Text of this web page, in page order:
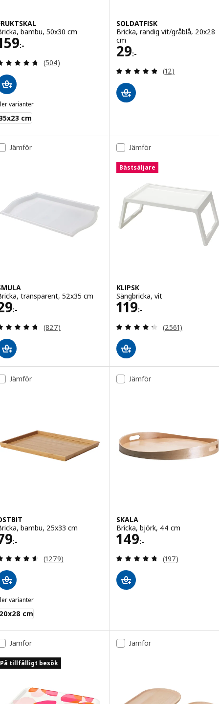
bambu, 50x30 cm
:-
159:-
Recensera: 4.7 utav 5 stjärnor. Totalt antal
(504)
varianter
cm
SOLDATFISK
Bricka, randig vit/gråblå, 20x28
cm
29:-
Pris 29:-
Recensera:
(12)
Jämför
transparent, 52x35 cm
:- 29:-
Recensera: 4.7 utav 5 stjärnor. Totalt antal
(827)
Jämför
Bästsäljare
KLIPSK
Sängbricka, vit
119:-
Pris 119:-
Recensera:
(2561)
Jämför
bambu, 25x33 cm
:- 79:-
Recensera: 4.6 utav 5 stjärnor. Totalt antal
(1279)
varianter
cm
Jämför
SKALA
Bricka, björk, 44 cm
149:-
Pris 149:-
Recensera:
(197)
Jämför
På tillfälligt besök
Jämför